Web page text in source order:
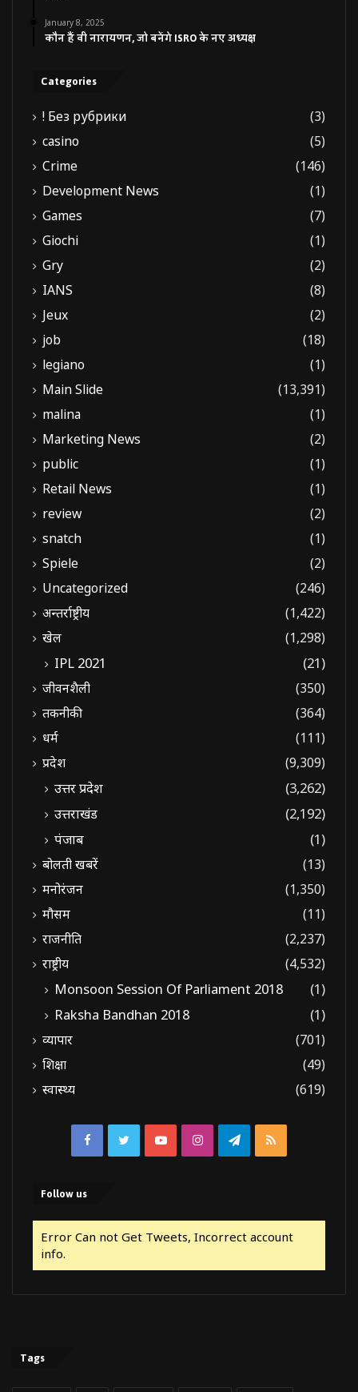
January 8, 2025
कौन हैं वी नारायणन, जो बनेंगे ISRO के नए अध्यक्ष
Categories
! Без рубрики
(3)
casino
(5)
Crime
(146)
Development News
(1)
Games
(7)
Giochi
(1)
Gry
(2)
IANS
(8)
Jeux
(2)
job
(18)
legiano
(1)
Main Slide
(13,391)
malina
(1)
Marketing News
(2)
public
(1)
Retail News
(1)
review
(2)
snatch
(1)
Spiele
(2)
Uncategorized
(246)
अन्तर्राष्ट्रीय
(1,422)
खेल
(1,298)
IPL 2021 (21)
जीवनशैली
(350)
तकनीकी
(364)
धर्म
(111)
प्रदेश
(9,309)
उत्तर प्रदेश
(3,262)
उत्तराखंड
(2,192)
पंजाब
(1)
बोलती खबरें
(13)
मनोरंजन
(1,350)
मौसम
(11)
राजनीति
(2,237)
राष्ट्रीय
(4,532)
Monsoon Session Of Parliament 2018
(1)
Raksha Bandhan 2018
(1)
व्यापार
(701)
शिक्षा
(49)
स्वास्थ्य
(619)
FacebookTwitterYouTubeInstagramTelegram
RSS
Follow us
Error Can not Get Tweets, Incorrect account
info.
Tags